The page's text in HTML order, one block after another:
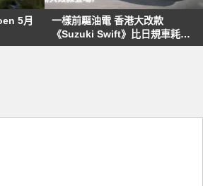
5月
一樣前驅油電 香港大改款
《Suzuki Swift》比日規車耗油
台灣有望下半年上市